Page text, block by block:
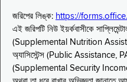
জরিপের লিঙ্ক: https://
এই জরিপটি নিউ ইয়র্কবাসীকে
(Supplemental Nutrition
অ্যাসিস্টেন্স (Public Assistance,
(Supplemental Security Income,